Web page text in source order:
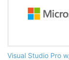
Visual Studio Pro